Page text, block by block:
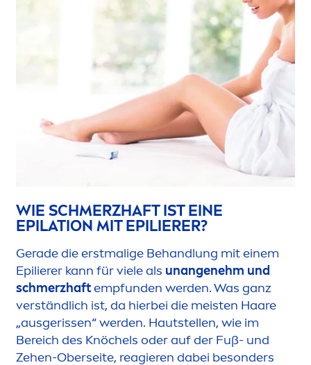
WIE SCHMERZHAFT IST EINE
EPILATION MIT EPILIERER?
Gerade die erstmalige Behandlung mit einem
Epilierer kann für viele als unangenehm und
schmerzhaftempfunden werden. Was ganz
verständlich ist, da hierbei die meisten Haare
„ausgerissen“ werden. Hautstellen, wie im
Bereich des Knöchels oder auf der Fuß- und
Zehen-Oberseite, reagieren dabei besonders